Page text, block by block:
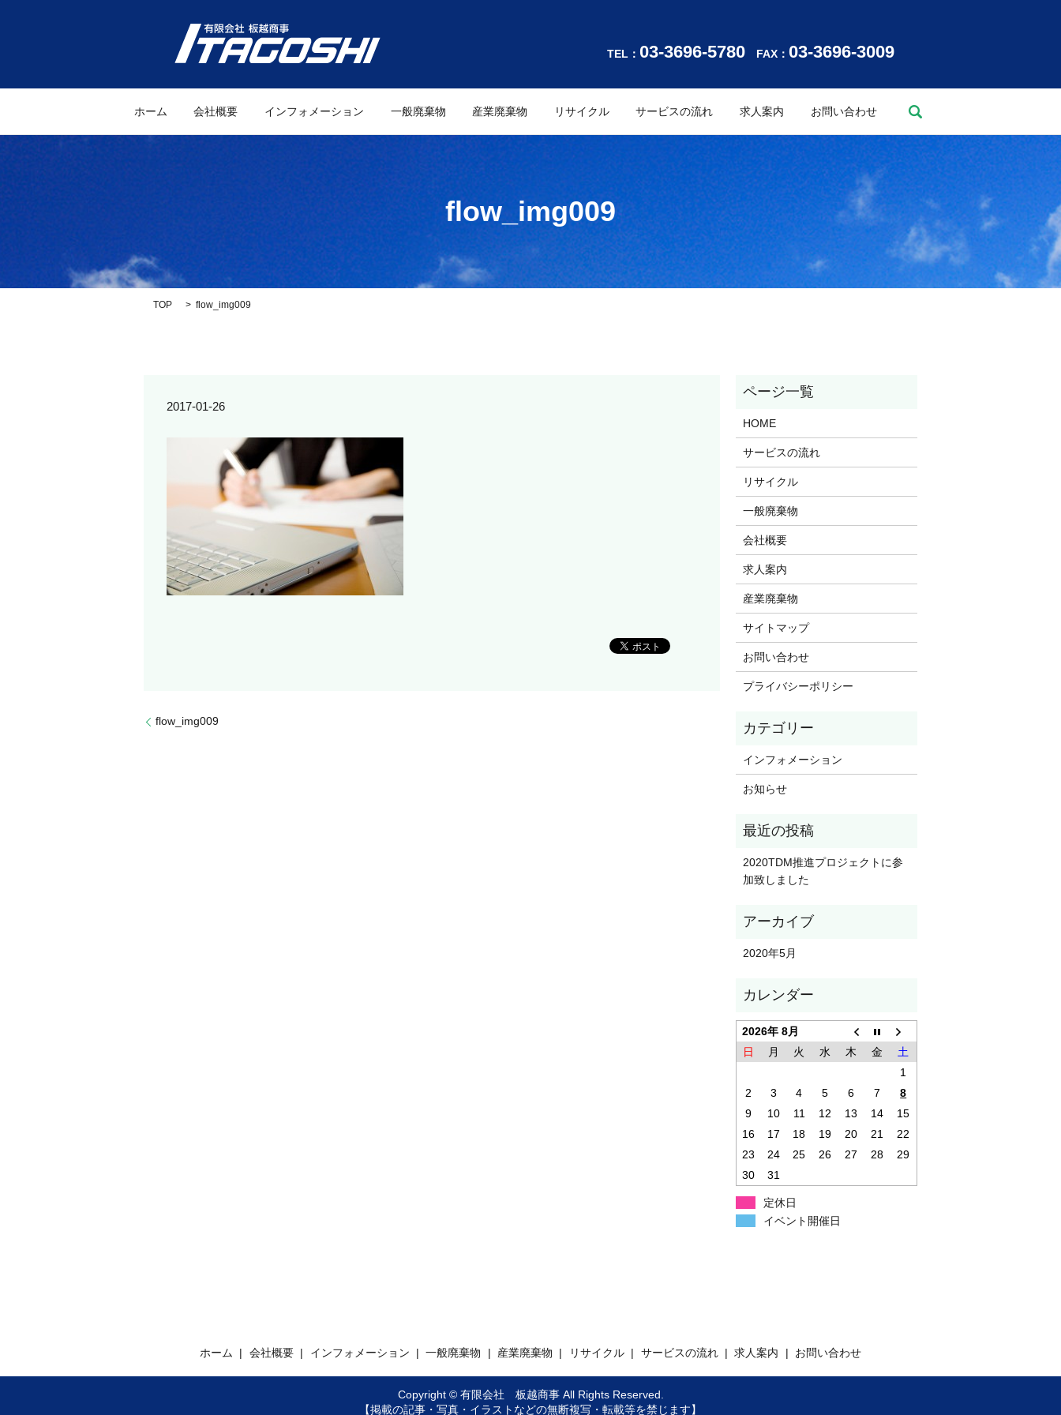
TEL： 03-3696-5780FAX： 03-3696-3009
ホーム 会社概要 インフォメーション 一般廃棄物 産業廃棄物 リサイクル サービスの流れ 求人案内 お問い合わせ
flow_img009
TOP flow_img009
2017-01-26
flow_img009
HOME
サービスの流れ
リサイクル
一般廃棄物
会社概要
求人案内
産業廃棄物
サイトマップ
お問い合わせ
プライバシーポリシー
インフォメーション
お知らせ
2020TDM推進プロジェクトに参
加致しました
2020年5月
2026年 8月
日
月 火 水 木 金
土
1
2
3 4 5 6 7
8
9
10 11 12 13 14
15
16
17 18 19 20 21
22
23
24 25 26 27 28
29
30
31
定休日
イベント開催日
ホーム 会社概要 インフォメーション 一般廃棄物 産業廃棄物 リサイクル サービスの流れ 求人案内 お問い合わせ
Copyright © 有限会社 板越商事 All Rights Reserved.
【掲載の記事・写真・イラストなどの無断複写・転載等を禁じます】